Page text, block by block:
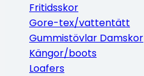
Fritidsskor
Gore-tex/vattentätt
Gummistövlar Damskor
Kängor/boots
Loafers